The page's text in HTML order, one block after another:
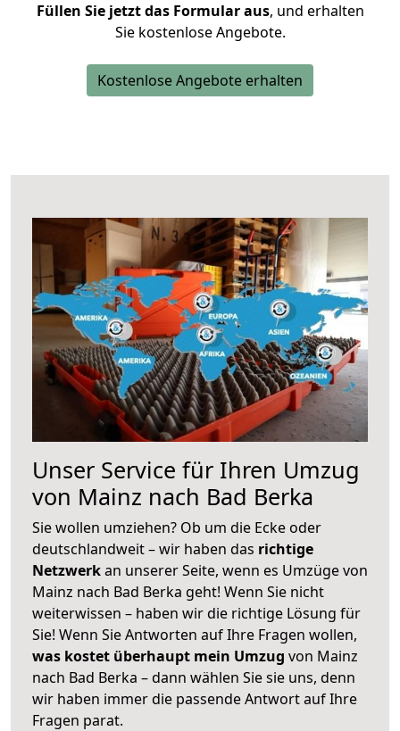
Füllen Sie jetzt das Formular aus, und erhalten
Sie kostenlose Angebote.
Kostenlose Angebote erhalten
Unser Service für Ihren Umzug
von Mainz nach Bad Berka
Sie wollen umziehen? Ob um die Ecke oder
deutschlandweit – wir haben das richtige
Netzwerkan unserer Seite, wenn es Umzüge von
Mainz nach Bad Berka geht! Wenn Sie nicht
weiterwissen – haben wir die richtige Lösung für
Sie! Wenn Sie Antworten auf Ihre Fragen wollen,
was kostet überhaupt mein Umzug von Mainz
nach Bad Berka – dann wählen Sie sie uns, denn
wir haben immer die passende Antwort auf Ihre
Fragen parat.